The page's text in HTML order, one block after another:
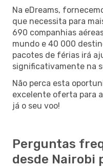
Na eDreams,
que necessita para
690 companhias
mundo e 40 000
pacotes de férias irá
significativamente na
Não perca esta
excelente oferta para
já o seu voo!
Perguntas
desde Nairobi